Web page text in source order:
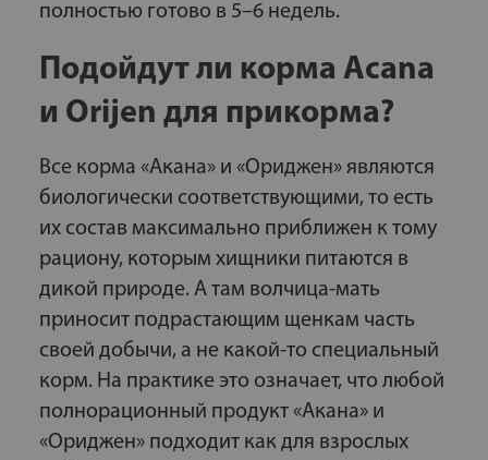
полностью готово в 5–6 недель.
Подойдут ли корма Acana
и Orijen для прикорма?
Все корма «Акана» и «Ориджен» являются
биологически соответствующими, то есть
их состав максимально приближен к тому
рациону, которым хищники питаются в
дикой природе. А там волчица-мать
приносит подрастающим щенкам часть
своей добычи, а не какой-то специальный
корм. На практике это означает, что любой
полнорационный продукт «Акана» и
«Ориджен» подходит как для взрослых